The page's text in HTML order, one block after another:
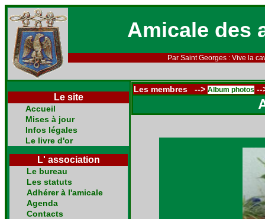
Amicale des
Par Saint Georges : Vive la
Le site
Accueil
Mises à jour
Infos légales
Le livre d'or
L' association
Le bureau
Les statuts
Adhérer à l'amicale
Agenda
Contacts
Les membres --> Album photos --